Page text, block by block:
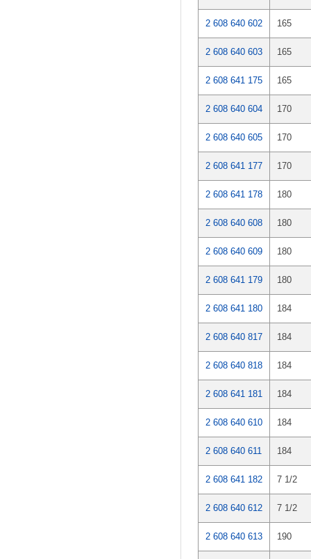
2 608 640 602 165
2 608 640 603 165
2 608 641 175 165
2 608 640 604 170
2 608 640 605 170
2 608 641 177 170
2 608 641 178 180
2 608 640 608 180
2 608 640 609 180
2 608 641 179 180
2 608 641 180 184
2 608 640 817 184
2 608 640 818 184
2 608 641 181 184
2 608 640 610 184
2 608 640 611 184
2 608 641 182 7 1/2
2 608 640 612 7 1/2
2 608 640 613 190